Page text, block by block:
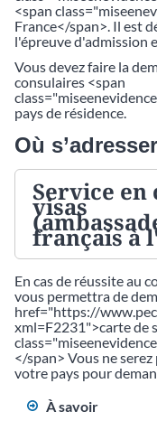
<span
France</span>. Il est
l'épreuve d'admission
Vous devez faire la
consulaires <span
pays de résidence.
Où
Service en
visas
français à
En cas de réussite au
vous permettra de
href="https://
xml=F2231">carte de
</span> Vous ne
votre pays pour
À savoir